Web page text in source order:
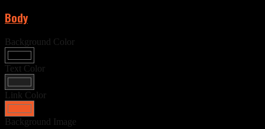
Body
Background Color
Text Color
Link Color
Background Image